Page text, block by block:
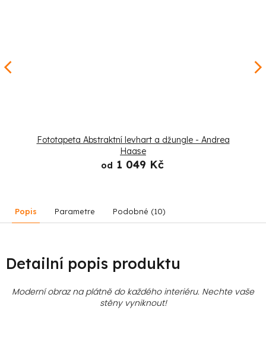
Fototapeta Abstraktní levhart a džungle - Andrea
Haase
od 1 049 Kč
Popis Parametre Podobné (10)
Detailní popis produktu
Moderní obraz na plátně do každého interiéru. Nechte vaše
stěny vyniknout!